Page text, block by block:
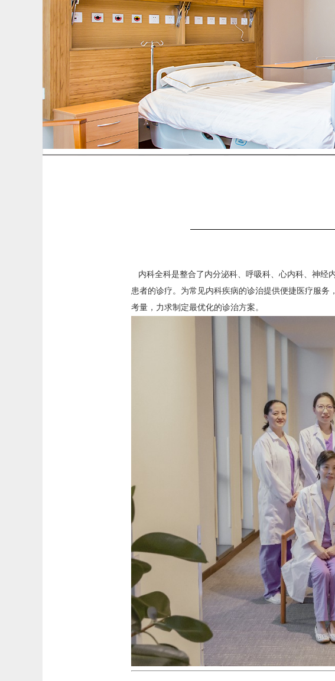
内科全科是整合了内分泌科、呼吸科、心内科、神经
患者的诊疗。为常见内科疾病的诊治提供便捷医疗服
考量，力求制定最优化的诊治方案。